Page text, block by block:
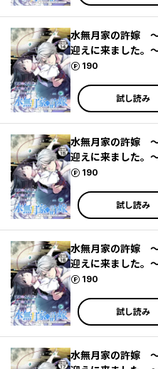
水無月家の許嫁
迎えに来ました。
190
ポイント
試し読み
水無月家の許嫁
迎えに来ました。
190
ポイント
試し読み
水無月家の許嫁
迎えに来ました。
190
ポイント
試し読み
水無月家の許嫁